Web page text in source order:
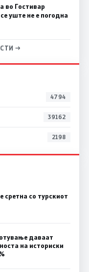
во Гостивар
уште не е погодна
→
4794
39162
2198
сретна со турскиот
даваат
на историски